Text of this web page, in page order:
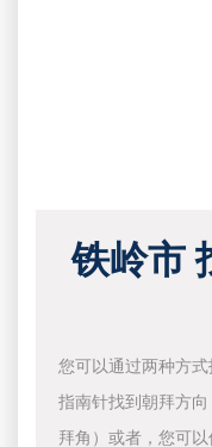
铁岭市
您可以通过两种方
指南针找到朝拜方
拜角）或者，您可